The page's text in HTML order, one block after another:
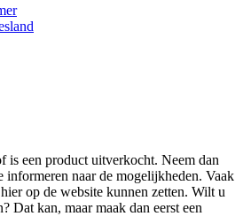
is een product uitverkocht. Neem dan
informeren naar de mogelijkheden. Vaak
op de website kunnen zetten. Wilt u
Dat kan, maar maak dan eerst een